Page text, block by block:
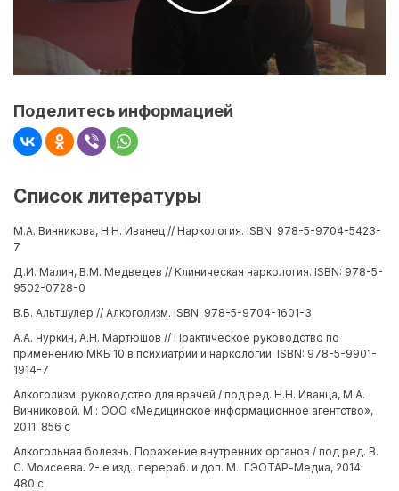
Поделитесь информацией
Список литературы
М.А. Винникова, Н.Н. Иванец // Наркология. ISBN: 978-5-9704-5423-
7
Д.И. Малин, В.М. Медведев // Клиническая наркология. ISBN: 978-5-
9502-0728-0
В.Б. Альтшулер // Алкоголизм. ISBN: 978-5-9704-1601-3
А.А. Чуркин, А.Н. Мартюшов // Практическое руководство по
применению МКБ 10 в психиатрии и наркологии. ISBN: 978-5-9901-
1914-7
Алкоголизм: руководство для врачей / под ред. Н.Н. Иванца, М.А.
Винниковой. М.: ООО «Медицинское информационное агентство»,
2011. 856 с
Алкогольная болезнь. Поражение внутренних органов / под ред. В.
С. Моисеева. 2- е изд., перераб. и доп. М.: ГЭОТАР-Медиа, 2014.
480 с.